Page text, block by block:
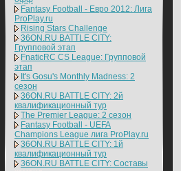
Fantasy Football - Евро 2012: Лига
ProPlay.ru
Rising Stars Challenge
36ON.RU BATTLE CITY:
Групповой этап
FnaticRC CS League: Групповой
этап
It's Gosu's Monthly Madness: 2
сезон
36ON.RU BATTLE CITY: 2й
квалификационный тур
The Premier League: 2 cезон
Fantasy Football - UEFA
Champions League лига ProPlay.ru
36ON.RU BATTLE CITY: 1й
квалификационный тур
36ON.RU BATTLE CITY: Составы